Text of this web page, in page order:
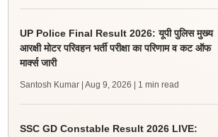
UP Police Final Result 2026: यूपी पुलिस मुख्य
आरक्षी मोटर परिवहन भर्ती परीक्षा का परिणाम व कट ऑफ
मार्क्स जारी
Santosh Kumar | Aug 9, 2026 | 1 min read
SSC GD Constable Result 2026 LIVE: